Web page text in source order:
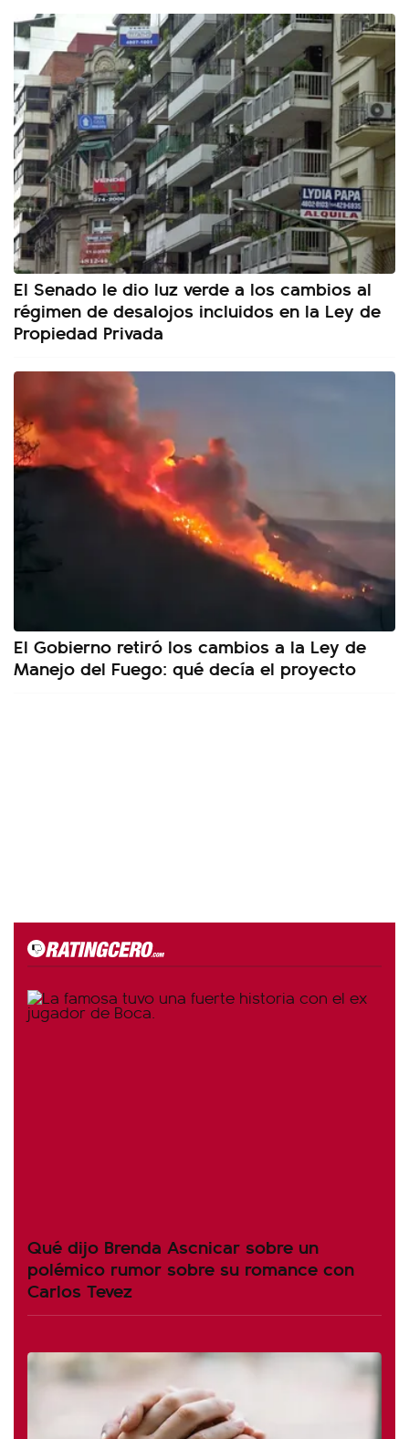
El Senado le dio luz verde a los cambios al
régimen de desalojos incluidos en la Ley de
Propiedad Privada
El Gobierno retiró los cambios a la Ley de
Manejo del Fuego: qué decía el proyecto
Qué dijo Brenda Ascnicar sobre un
polémico rumor sobre su romance con
Carlos Tevez